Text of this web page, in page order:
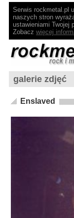
Serwis rockmetal.pl
naszych stron
ustawieniami Twojej
Zobacz więcej
galerie zdjęć
Enslaved